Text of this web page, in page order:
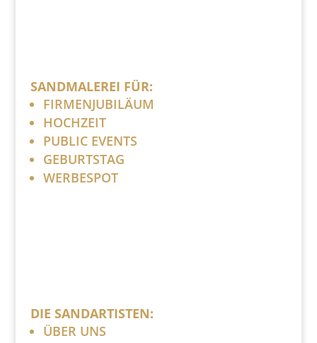
SANDMALEREI FÜR:
FIRMENJUBILÄUM
HOCHZEIT
PUBLIC EVENTS
GEBURTSTAG
WERBESPOT
DIE SANDARTISTEN:
ÜBER UNS